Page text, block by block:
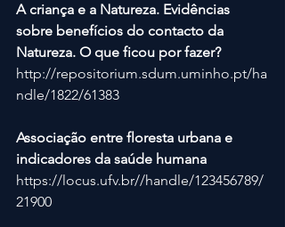
A criança e a Natureza. Evidências
sobre benefícios do contacto da
Natureza. O que ficou por fazer?
http://repositorium.sdum.uminho.pt/ha
ndle/1822/61383
Associação entre floresta urbana e
indicadores da saúde humana
https://locus.ufv.br//handle/123456789/
21900